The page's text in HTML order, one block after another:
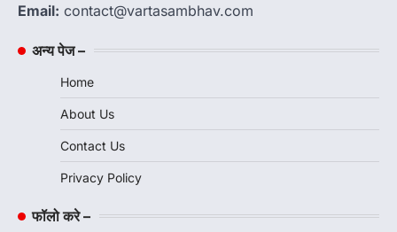
Email: contact@vartasambhav.com
अन्य पेज –
Home
About Us
Contact Us
Privacy Policy
फॉलो करे –